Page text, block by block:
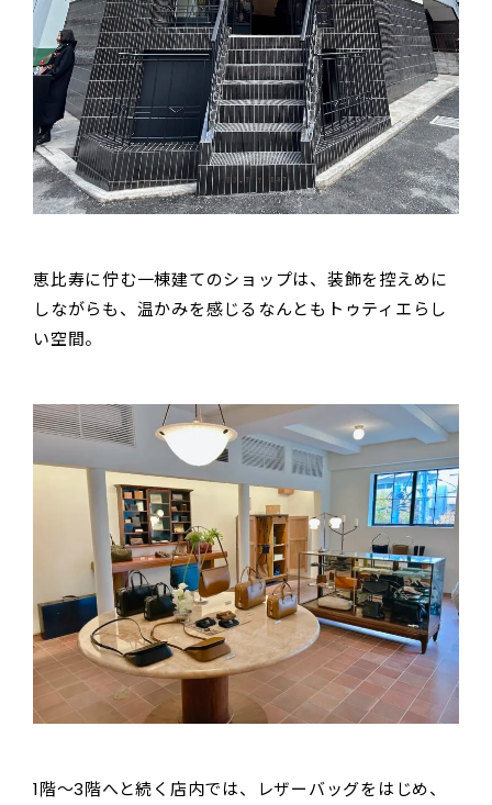
恵比寿に佇む一棟建てのショップは、装飾を控えめに
しながらも、温かみを感じるなんともトゥティエらし
い空間。
1階〜3階へと続く店内では、レザーバッグをはじめ、